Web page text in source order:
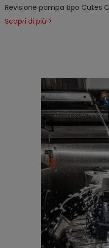
Revisione pompa tipo Cutes
Scopri di più >